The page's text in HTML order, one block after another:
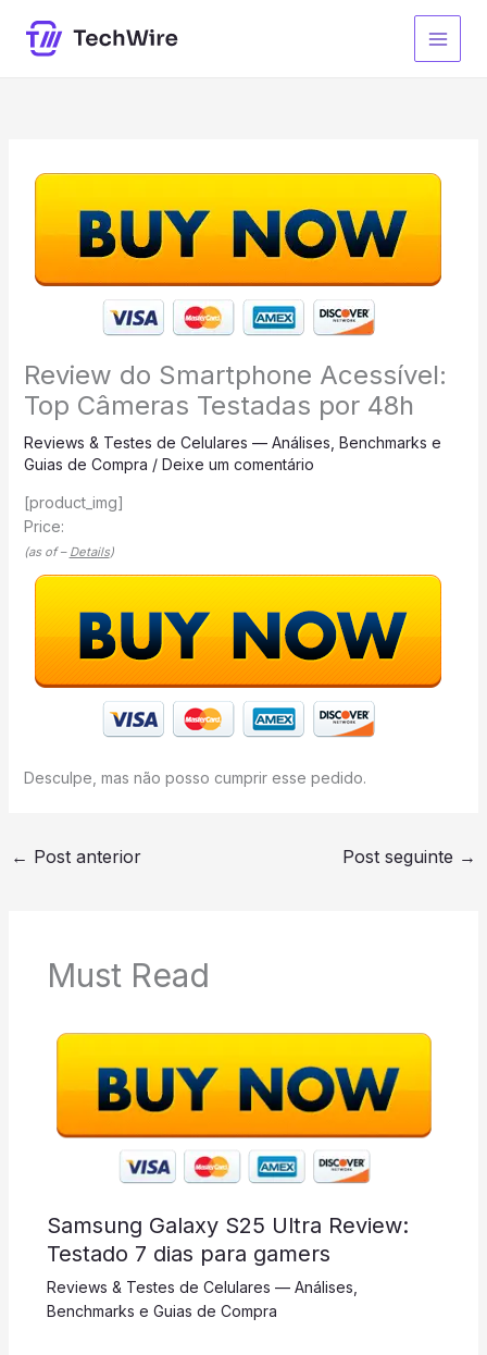
para
Review do Smartphone Acessível:
Top Câmeras Testadas por 48h
Reviews & Testes de Celulares — Análises, Benchmarks e
Guias de Compra / Deixe um comentário
[product_img]
Price:
(as of – Details)
Desculpe, mas não posso cumprir esse pedido.
← Post anterior Post seguinte →
Must Read
Samsung Galaxy S25 Ultra Review:
Testado 7 dias para gamers
Reviews & Testes de Celulares — Análises,
Benchmarks e Guias de Compra